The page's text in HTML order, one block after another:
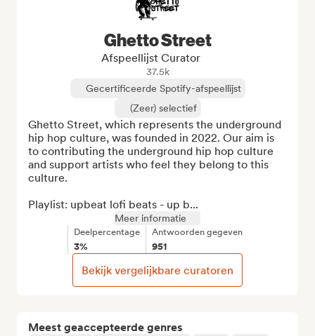
Meest geaccepteerde genres
Ghetto Street
Afspeellijst Curator
37.5k
Gecertificeerde Spotify-afspeellijst
(Zeer) selectief
Ghetto Street, which represents the underground
hip hop culture, was founded in 2022. Our aim is
to contributing the underground hip hop culture
and support artists who feel they belong to this
culture.
Playlist: upbeat lofi beats - up b...
Meer informatie
Deelpercentage
3%
Antwoorden gegeven
951
Bekijk vergelijkbare curatoren